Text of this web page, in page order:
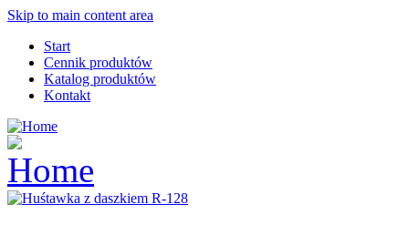
Skip to main content area
Start
Cennik produktów
Katalog produktów
Kontakt